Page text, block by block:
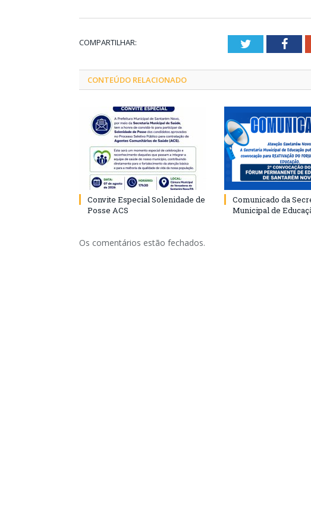
COMPARTILHAR: Twitter
CONTEÚDO RELACIONADO
Convite Especial Solenidade de
Posse ACS
Comunicado da
Municipal de
Os comentários estão fechados.